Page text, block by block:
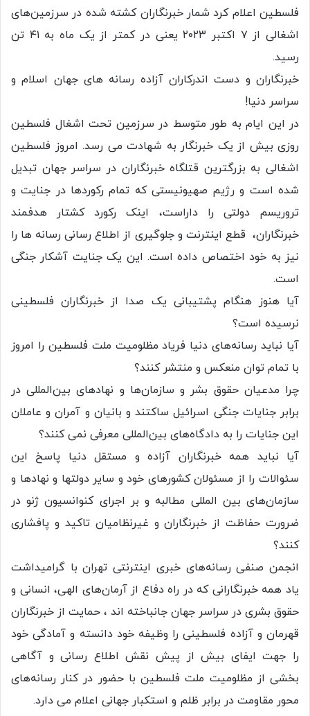
فلسطین اعلام کرد شمار خبرنگاران کشته شده در سرزمین‌های
اشغالی از ۷ اکتبر ۲۰۲۳ یعنی در کمتر از یک ماه به ۴۱ تن
رسید.
خبرنگاران و دست اندرکاران آزاده رسانه های جهان اسلام و
سراسر دنیا!
در این ایام به طور متوسط در سرزمین تحت اشغال فلسطین
روزی بیش از یک خبرنگار به شهادت می رسد. امروز فلسطین
اشغالی به بزرگترین قتلگاه خبرنگاران در سراسر جهان تبدیل
شده است و رژیم صهیونیستی که تمام رکوردها در جنایت و
تروریسم دولتی را داراست، اینک رکورد کشتار هدفمند
خبرنگاران، قطع اینترنت و جلوگیری از اطلاع رسانی رسانه ها را
نیز به خود اختصاص داده است. این یک جنایت آشکار جنگی
است.
آیا هنوز هنگام پشتیبانی یک صدا از خبرنگاران فلسطینی
نرسیده است؟
آیا نباید رسانه‌های دنیا فریاد مظلومیت ملت فلسطین را امروز
با تمام توان منعکس و منتشر کنند؟
چرا مدعیان حقوق بشر و سازمان‌ها و نهادهای بین‌المللی در
برابر جنایات جنگی اسرائیل ساکتند و بانیان و آمران و عاملان
این جنایات را به دادگاه‌های بین‌المللی معرفی نمی کنند؟
آیا نباید همه خبرنگاران آزاده و مستقل دنیا پاسخ این
سئوالات را از مسئولان کشورهای خود و سایر دولتها و نهادها و
سازمان‌های بین المللی مطالبه و بر اجرای کنوانسیون ژنو در
ضرورت حفاظت از خبرنگاران و غیرنظامیان تاکید و پافشاری
کنند؟
انجمن صنفی رسانه‌های خبری اینترنتی تهران با گرامیداشت
یاد همه خبرنگارانی که در راه دفاع از آرمان‌های الهی، انسانی و
حقوق بشری در سراسر جهان جانباخته اند ، حمایت از خبرنگاران
قهرمان و آزاده فلسطینی را وظیفه خود دانسته و آمادگی خود
را جهت ایفای بیش از پیش نقش اطلاع رسانی و آگاهی
بخشی از مظلومیت ملت فلسطین با حضور در کنار رسانه‌های
محور مقاومت در برابر ظلم و استکبار جهانی اعلام می دارد.